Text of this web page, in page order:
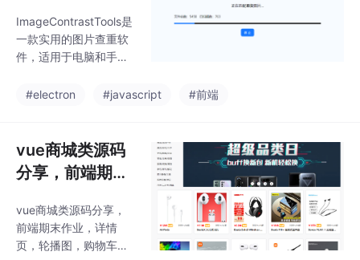
出的图片。提供release
版本，可以直接下载使
用。程序根据用户选中
文件。实测扫描5000照
Tools，基于Ele
ctron和hash算
ImageContrastTools是
一款实用的图片查重软
件，适用于电脑和手
的相册。用户只需选择
NG图片，并在扫描完成
后列出重复照片，左侧
显示原图，右侧显示重
张图片大约需要5分
钟，比手动查找快得
多。处理方式包括移动
#electron #javascript #前端
vue商城类源码
分享，前端期末
轮播图，购物车
功能
vue商城类源码分享，
前端期末作业，详情
页，轮播图，购物车功